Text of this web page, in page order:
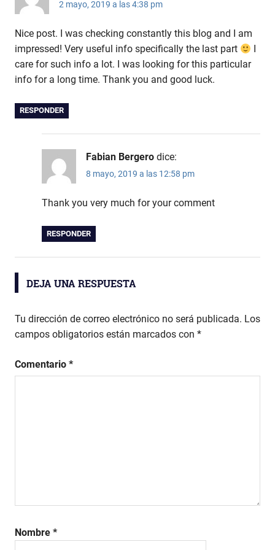
2 mayo, 2019 a las 4:38 pm
Nice post. I was checking constantly this blog and I am
impressed! Very useful info specifically the last part
care for such info a lot. I was looking for this particular
info for a long time. Thank you and good luck.
RESPONDER
Fabian Bergero dice:
8 mayo, 2019 a las 12:58 pm
Thank you very much for your comment
RESPONDER
DEJA UNA RESPUESTA
Tu dirección de correo electrónico no será publicada. Los
campos obligatorios están marcados con *
Comentario *
Nombre *